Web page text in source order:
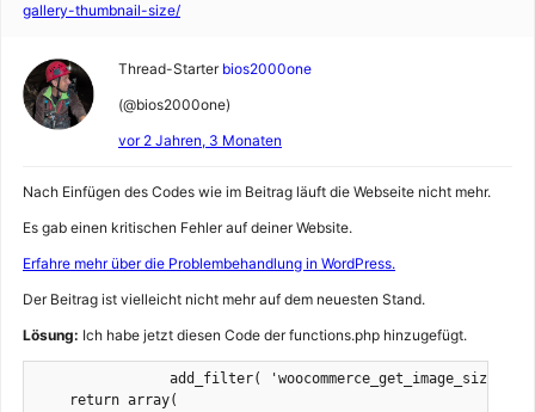
gallery-thumbnail-size/
Thread-Starter bios2000one
(@bios2000one)
vor 2 Jahren, 3 Monaten
Nach Einfügen des Codes wie im Beitrag läuft die Webseite nicht mehr.
Es gab einen kritischen Fehler auf deiner Website.
Erfahre mehr über die Problembehandlung in WordPress.
Der Beitrag ist vielleicht nicht mehr auf dem neuesten Stand.
Lösung: Ich habe jetzt diesen Code der functions.php hinzugefügt.
    return array(